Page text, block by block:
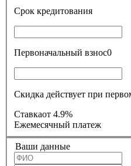
Срок кредитования
Первоначальный взнос0
Скидка действует при
Ставкаот 4.9%
Ежемесячный платеж
Ваши данные